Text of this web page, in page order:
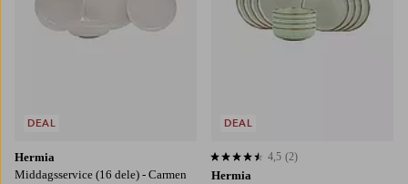
Hermia
Middagsservice (16 dele) - Carmen
DEAL
Hermia
4,5 baseret på 2 bedømmelser
4,5 (2)
DEAL